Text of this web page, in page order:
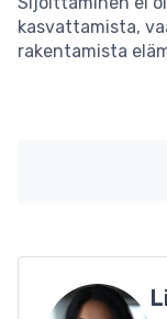
kasvattamista,
rakentamista